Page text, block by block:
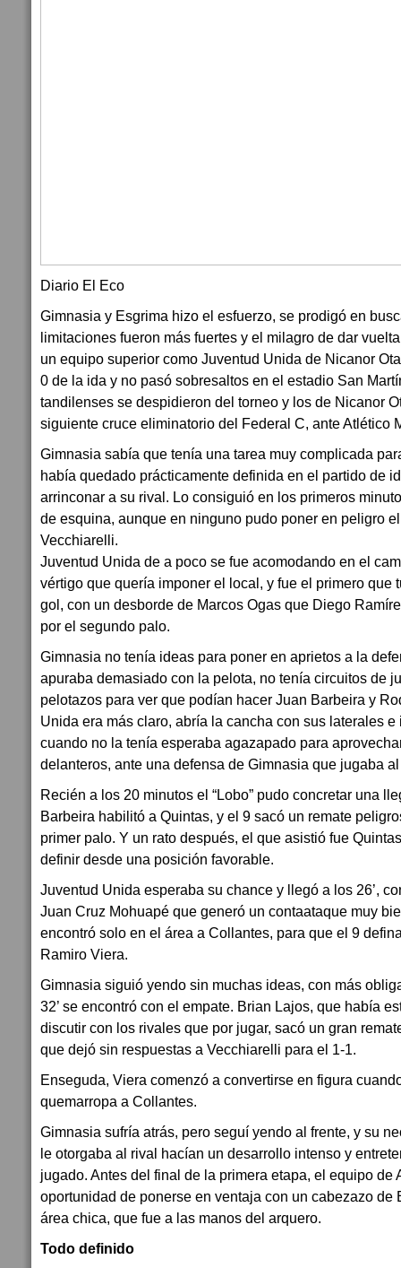
Diario El Eco
Gimnasia y Esgrima hizo el esfuerzo, se prodigó en
limitaciones fueron más fuertes y el milagro de dar
un equipo superior como Juventud Unida de Nicanor
0 de la ida y no pasó sobresaltos en el estadio San
tandilenses se despidieron del torneo y los de Nicanor
siguiente cruce eliminatorio del Federal C, ante Atlético
Gimnasia sabía que tenía una tarea muy complicada
había quedado prácticamente definida en el partido de
arrinconar a su rival. Lo consiguió en los primeros
de esquina, aunque en ninguno pudo poner en peligro
Vecchiarelli.
Juventud Unida de a poco se fue acomodando en el
vértigo que quería imponer el local, y fue el primero que
gol, con un desborde de Marcos Ogas que Diego
por el segundo palo.
Gimnasia no tenía ideas para poner en aprietos a la
apuraba demasiado con la pelota, no tenía circuitos de
pelotazos para ver que podían hacer Juan Barbeira y
Unida era más claro, abría la cancha con sus laterales
cuando no la tenía esperaba agazapado para
delanteros, ante una defensa de Gimnasia que jugaba
Recién a los 20 minutos el “Lobo” pudo concretar una
Barbeira habilitó a Quintas, y el 9 sacó un remate
primer palo. Y un rato después, el que asistió fue
definir desde una posición favorable.
Juventud Unida esperaba su chance y llegó a los 26’,
Juan Cruz Mohuapé que generó un contaataque muy
encontró solo en el área a Collantes, para que el 9
Ramiro Viera.
Gimnasia siguió yendo sin muchas ideas, con más
32’ se encontró con el empate. Brian Lajos, que había
discutir con los rivales que por jugar, sacó un gran
que dejó sin respuestas a Vecchiarelli para el 1-1.
Enseguda, Viera comenzó a convertirse en figura
quemarropa a Collantes.
Gimnasia sufría atrás, pero seguí yendo al frente, y su
le otorgaba al rival hacían un desarrollo intenso y
jugado. Antes del final de la primera etapa, el equipo de
oportunidad de ponerse en ventaja con un cabezazo de
área chica, que fue a las manos del arquero.
Todo definido